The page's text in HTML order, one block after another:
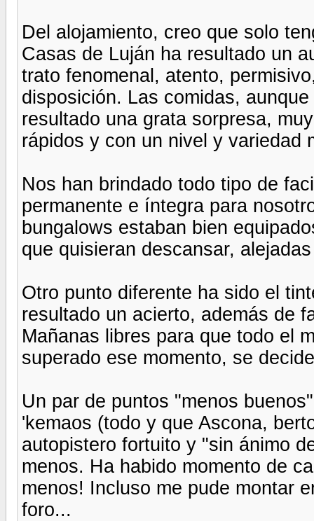
Del alojamiento, creo que solo
Casas de Luján ha resultado un
trato fenomenal, atento,
disposición. Las comidas,
resultado una grata sorpresa,
rápidos y con un nivel y variedad
Nos han brindado todo tipo de
permanente e íntegra para
bungalows estaban bien
que quisieran descansar,
Otro punto diferente ha sido el
resultado un acierto, además de
Mañanas libres para que todo el
superado ese momento, se
Un par de puntos "menos
'kemaos (todo y que Ascona,
autopistero fortuito y "sin ánimo
menos. Ha habido momento de
menos! Incluso me pude montar
foro...